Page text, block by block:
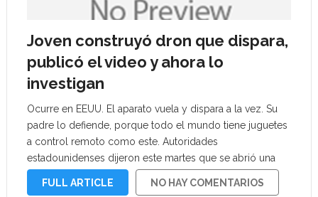
Joven construyó dron que dispara,
publicó el video y ahora lo
investigan
Ocurre en EEUU. El aparato vuela y dispara a la vez. Su
padre lo defiende, porque todo el mundo tiene juguetes
a control remoto como este. Autoridades
estadounidenses dijeron este martes que se abrió una
investigación luego de que se difundiera un video donde
FULL ARTICLE NO HAY COMENTARIOS